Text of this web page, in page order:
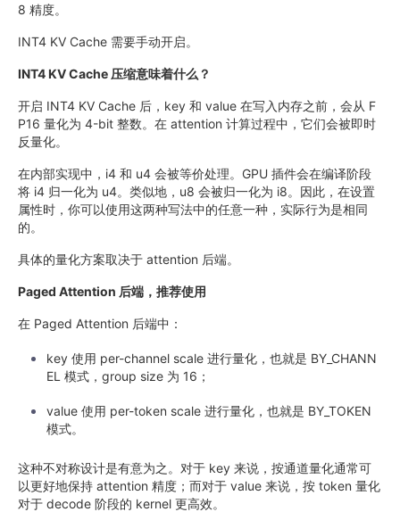
8 精度。
INT4 KV Cache 需要手动开启。
INT4 KV Cache 压缩意味着什么？
开启 INT4 KV Cache 后，key 和 value 在写入内存之前，会从 F
P16 量化为 4-bit 整数。在 attention 计算过程中，它们会被即时
反量化。
在内部实现中，i4 和 u4 会被等价处理。GPU 插件会在编译阶段
将 i4 归一化为 u4。类似地，u8 会被归一化为 i8。因此，在设置
属性时，你可以使用这两种写法中的任意一种，实际行为是相同
的。
具体的量化方案取决于 attention 后端。
Paged Attention 后端，推荐使用
在 Paged Attention 后端中：
key 使用 per-channel scale 进行量化，也就是 BY_CHANN
EL 模式，group size 为 16；
value 使用 per-token scale 进行量化，也就是 BY_TOKEN
模式。
这种不对称设计是有意为之。对于 key 来说，按通道量化通常可
以更好地保持 attention 精度；而对于 value 来说，按 token 量化
对于 decode 阶段的 kernel 更高效。